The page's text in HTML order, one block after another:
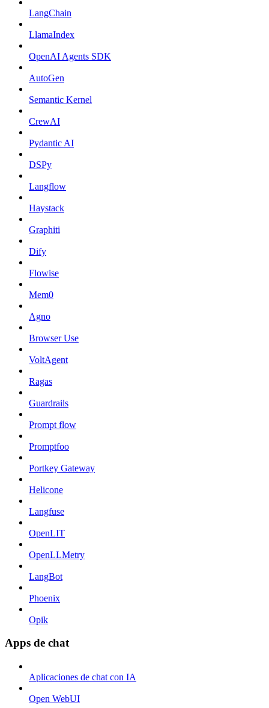
LangChain
LlamaIndex
OpenAI Agents SDK
AutoGen
Semantic Kernel
CrewAI
Pydantic AI
DSPy
Langflow
Haystack
Graphiti
Dify
Flowise
Mem0
Agno
Browser Use
VoltAgent
Ragas
Guardrails
Prompt flow
Promptfoo
Portkey Gateway
Helicone
Langfuse
OpenLIT
OpenLLMetry
LangBot
Phoenix
Opik
Apps de chat
Aplicaciones de chat con IA
Open WebUI